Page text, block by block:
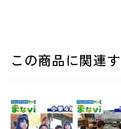
この商品に関連